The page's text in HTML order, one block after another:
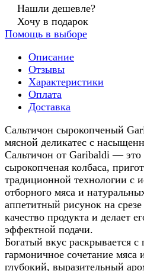
Нашли дешевле?
Хочу в подарок
Помощь в выборе
Описание
Отзывы
Характеристики
Оплата
Доставка
Сальтичон сырокопченый
мясной деликатес с
Сальтичон от Garibaldi — это
сырокопченая колбаса,
традиционной технологии с
отборного мяса и
аппетитный рисунок на
качество продукта и делает
эффектной подачи.
Богатый вкус раскрывается
гармоничное сочетание мяса
глубокий, выразительный